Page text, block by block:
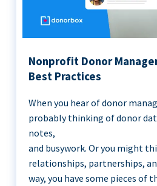
Nonprofit Donor
Best Practices
When you hear of donor
probably thinking of donor
notes,
and busywork. Or you might
relationships, partnerships,
way, you have some pieces of